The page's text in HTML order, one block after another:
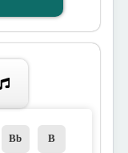
B
Bb